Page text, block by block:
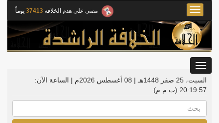
مضى على هدم الخلافة 37413 يوماً
Toggle
navigation
السبت، 25 صفر 1448هـ | 08 أغسطس 2026م |
الساعة الآن:
20:19:58 (ت.م.م)